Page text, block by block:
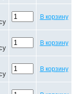
В корзину
В корзину
В корзину